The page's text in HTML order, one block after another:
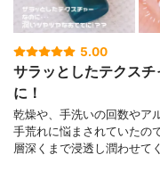
5.00
サラッとしたテクス
に！
乾燥や、手洗いの回数やア
手荒れに悩まされていたの
層深くまで浸透し潤わせて